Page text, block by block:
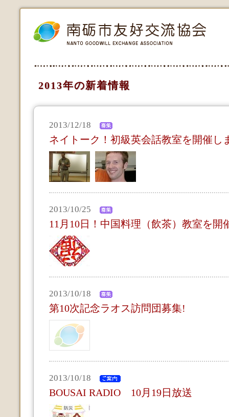
2013年の新着情報
2013/12/18
ネイトーク！初級英会話教室を開催し
2013/10/25
11月10日！中国料理（飲茶）教室を開
2013/10/18
第10次記念ラオス訪問団募集!
2013/10/18
BOUSAI RADIO 10月19日放送